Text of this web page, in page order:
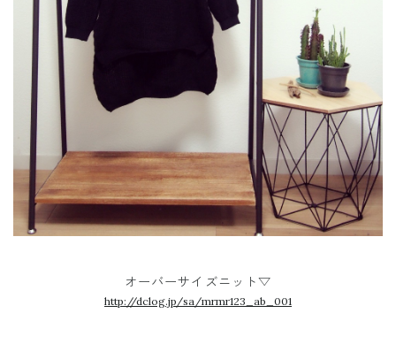
オーバーサイズニット▽
http://dclog.jp/sa/mrmr123_ab_001